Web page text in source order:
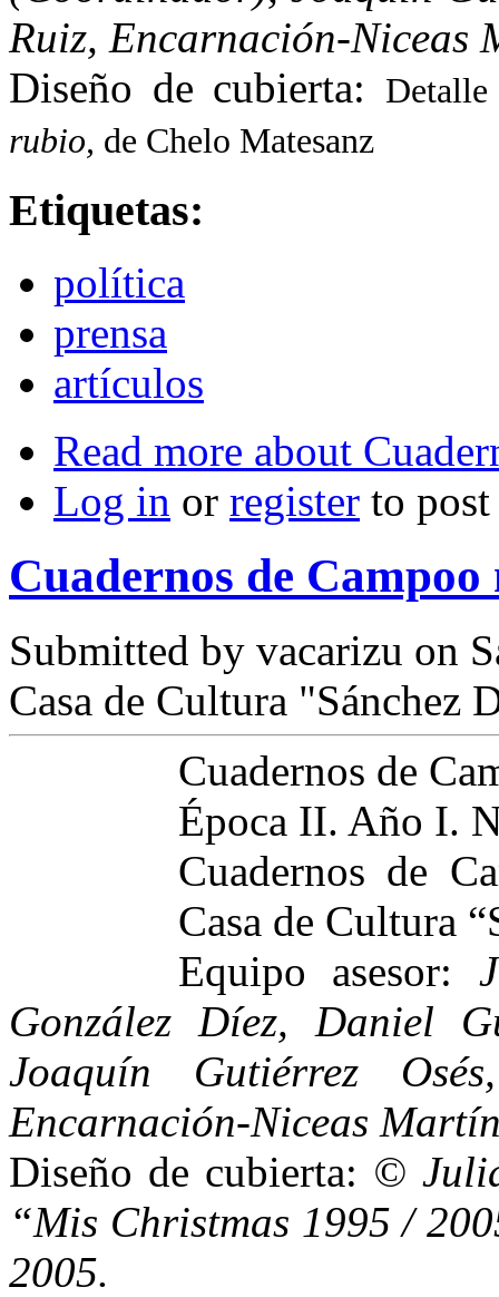
Ruiz, Encarnación-Niceas
Diseño de cubierta:
rubio, de Chelo Matesanz
Etiquetas:
política
prensa
artículos
Read more about
Log in or register to
Cuadernos de Campoo
Submitted by vacarizu on
Casa de Cultura "Sánchez
Cuadernos de
Época II. Año I.
Cuadernos de
Casa de Cultura
Equipo asesor:
González Díez, Daniel
Joaquín Gutiérrez
Encarnación-Niceas
Diseño de cubierta: ©
“Mis Christmas 1995 /
2005.